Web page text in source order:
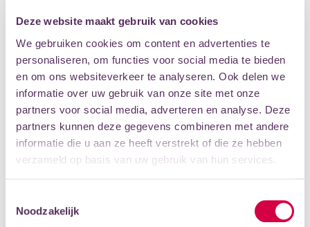
Deze website maakt gebruik van cookies
We gebruiken cookies om content en advertenties te
personaliseren, om functies voor social media te bieden
en om ons websiteverkeer te analyseren. Ook delen we
informatie over uw gebruik van onze site met onze
partners voor social media, adverteren en analyse. Deze
partners kunnen deze gegevens combineren met andere
informatie die u aan ze heeft verstrekt of die ze hebben
verzameld op basis van uw gebruik van hun services.
Noodzakelijk
instromen zodra de groep is gestart met de repetities
voor een voorstelling.
MOGELIJKHEDEN
Type
Groepsles
Docent